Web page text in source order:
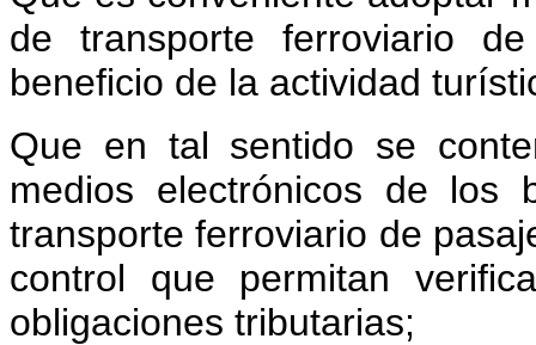
de transporte ferroviario
beneficio de la actividad
Que en tal sentido se
medios electrónicos de
transporte ferroviario de
control que permitan
obligaciones tributarias;